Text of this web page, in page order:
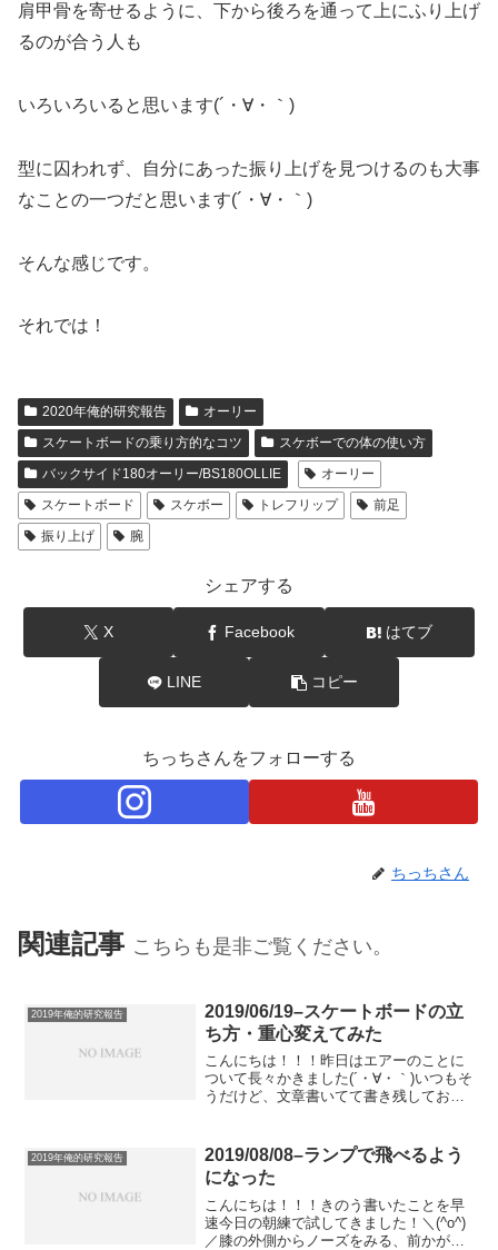
肩甲骨を寄せるように、下から後ろを通って上にふり上げ
るのが合う人も
いろいろいると思います(´・∀・｀)
型に囚われず、自分にあった振り上げを見つけるのも大事
なことの一つだと思います(´・∀・｀)
そんな感じです。
それでは！
2020年俺的研究報告
オーリー
スケートボードの乗り方的なコツ
スケボーでの体の使い方
バックサイド180オーリー/BS180OLLIE
オーリー
スケートボード
スケボー トレフリップ
前足
振り上げ
腕
シェアする
X Facebook はてブ
LINE コピー
ちっちさんをフォローする
ちっちさん
関連記事 こちらも是非ご覧ください。
2019年俺的研究報告
2019/06/19–スケートボードの立
ち方・重心変えてみた
こんにちは！！！昨日はエアーのことに
ついて長々かきました(´・∀・｀)いつもそ
うだけど、文章書いてて書き残しておき
っか増えていて記事をいくつかに分けた
ほうがいいくらいの...
2019年俺的研究報告
2019/08/08–ランプで飛べるよう
になった
こんにちは！！！きのう書いたことを早
速今日の朝練で試してきました！＼(^o^)
／膝の外側からノーズをみる、前かがみ